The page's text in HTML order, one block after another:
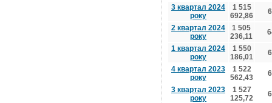
3 квартал 2024
року
1 515
692,86
2 квартал 2024
року
1 505
236,11
1 квартал 2024
року
1 550
186,01
4 квартал 2023
року
1 522
562,43
3 квартал 2023
року
1 527
125,72